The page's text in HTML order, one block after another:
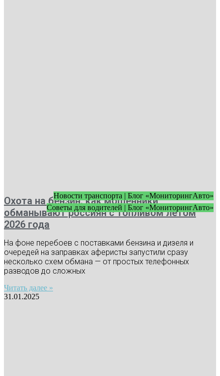
Новости транспорта | Блог «МониторингАвто»
Советы для водителей | Блог «МониторингАвто»
Охота на бензин: как мошенники
обманывают россиян с топливом летом
2026 года
На фоне перебоев с поставками бензина и дизеля и
очередей на заправках аферисты запустили сразу
несколько схем обмана — от простых телефонных
разводов до сложных
Читать далее »
31.01.2025